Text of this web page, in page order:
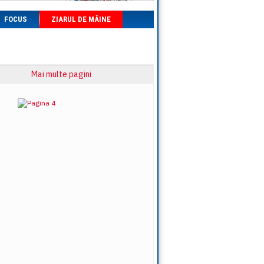
FOCUS ZIARUL DE MÂINE
Mai multe pagini